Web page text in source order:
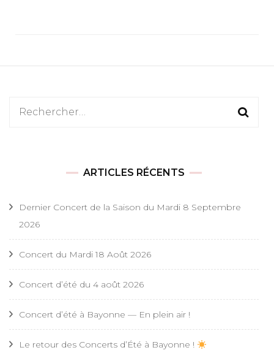
Rechercher :
ARTICLES RÉCENTS
Dernier Concert de la Saison du Mardi 8 Septembre
2026
Concert du Mardi 18 Août 2026
Concert d’été du 4 août 2026
Concert d’été à Bayonne — En plein air !
Le retour des Concerts d’Été à Bayonne !